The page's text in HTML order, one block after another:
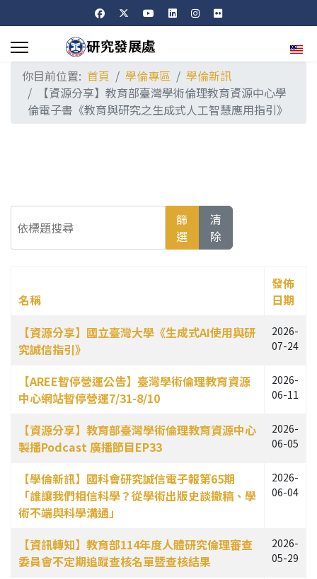
選擇
你目前位置: 首頁 學倫專區
學倫新訊
【資源分享】教育部臺灣學術倫理教育資源中心學
倫電子書《教育與研究之生成式人工智慧應用指引》
篩
選
清
除
文章列表
名稱
發佈
日期
【資源分享】國立臺灣大學《生成式AI使用與研
究誠信指引》
2026-
07-24
【AREE暫停營運公告】臺灣學術倫理教育資源
中心網站暫停營運7/31-8/10
2026-
06-11
【資源分享】教育部臺灣學術倫理教育資源中心
製播Podcast 廣播節目EP33
2026-
06-05
【學倫新訊】國科會研究誠信電子報第65期
「誰讓我們相信科學？從學術出版史談撤稿、學
術不端與科學溝通」
2026-
06-04
【資訊轉知】教育部114年度人體研究倫理審查
委員會不定期追蹤查核名單暨查核結果
2026-
05-29